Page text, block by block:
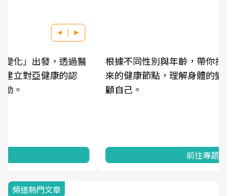
根據不同性別與年齡，帶你找到過去、現在、未
來的健康節點，理解身體的變化，知道該如何照
顧自己。
頻道熱門文章